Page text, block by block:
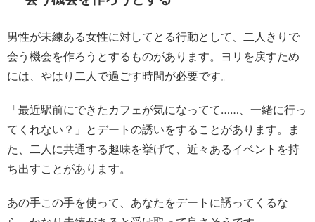
男性が未練ある女性に対してとる行動として、二人きりで
会う機会を作ろうとするものがあります。ヨリを戻すため
には、やはり二人で過ごす時間が必要です。
「最近駅前にできたカフェが気になってて……、一緒に行っ
てくれない？」とデートの誘いをすることがあります。ま
た、二人に共通する趣味を挙げて、近々あるイベントを持
ち出すことがあります。
あの手この手を使って、あなたをデートに誘ってくるな